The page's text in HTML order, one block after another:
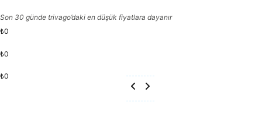
Son 30 günde trivago’daki en düşük fiyatlara dayanır
₺0
₺0
₺0